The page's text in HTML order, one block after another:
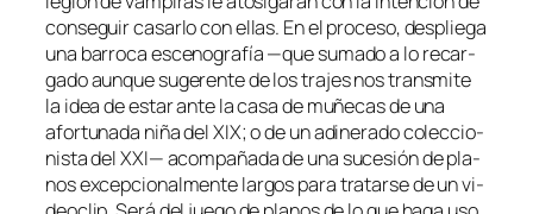
con­se­guir ca­sar­lo con ellas. En el pro­ce­so, des­plie­ga
una ba­rro­ca es­ce­no­gra­fía —que su­ma­do a lo re­car­
ga­do aun­que su­ge­ren­te de los tra­jes nos trans­mi­te
la idea de es­tar an­te la ca­sa de mu­ñe­cas de una
afor­tu­na­da ni­ña del XIX; o de un adi­ne­ra­do co­lec­cio­
nis­ta del XXI— acom­pa­ña­da de una su­ce­sión de pla­
nos ex­cep­cio­nal­men­te lar­gos pa­ra tra­tar­se de un vi­